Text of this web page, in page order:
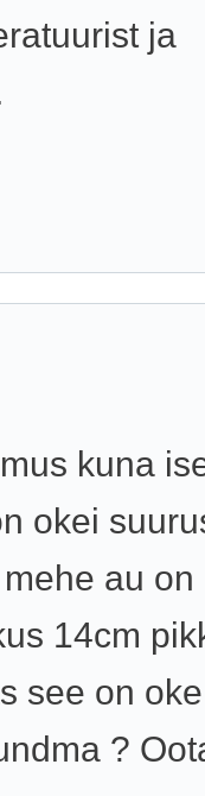
ja
kuna
okei
au on
14cm
see on
?